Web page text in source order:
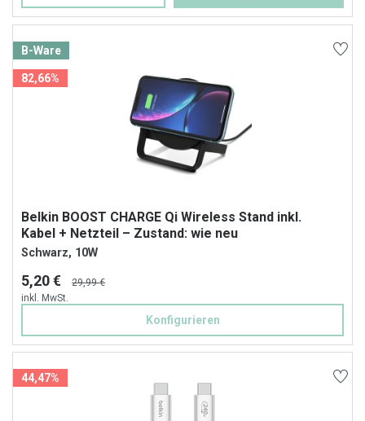
B-Ware
82,66%
Belkin BOOST CHARGE Qi Wireless Stand inkl.
Kabel + Netzteil – Zustand: wie neu
Schwarz, 10W
5,20 €
29,99 €
inkl. MwSt.
Konfigurieren
44,47%